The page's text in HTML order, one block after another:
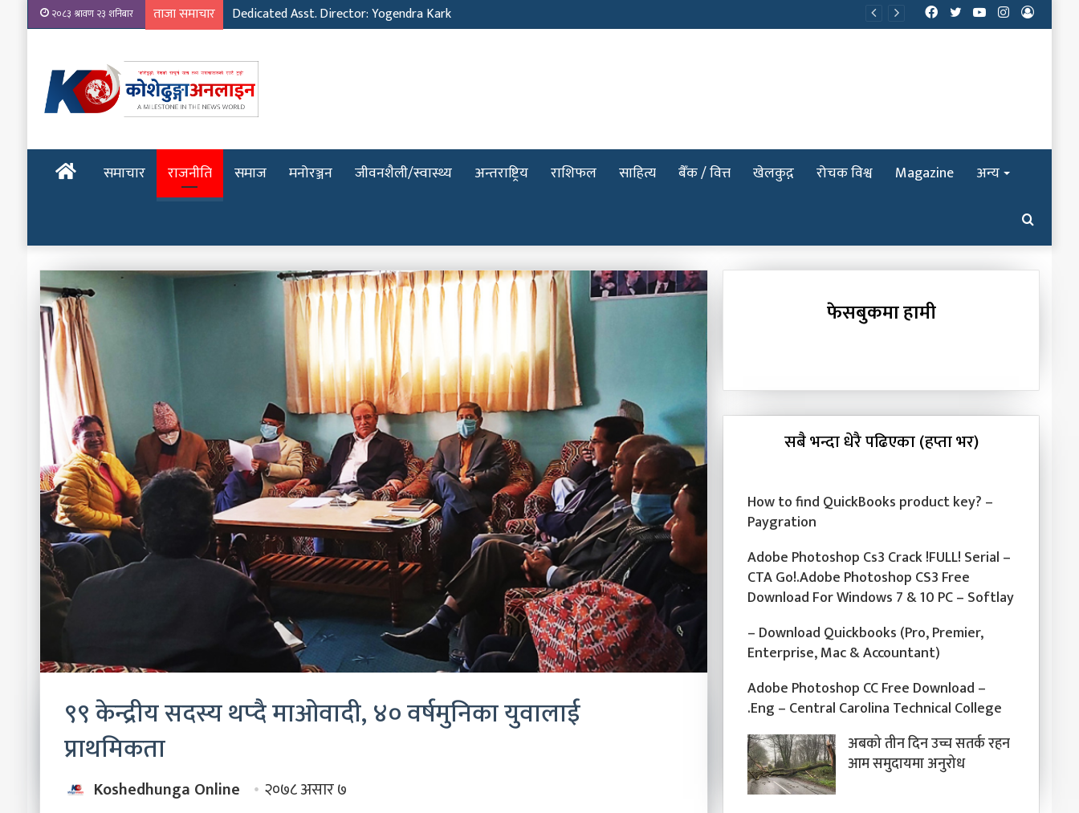
२०८३ श्रावण २३ शनिबार ताजा समाचार Dedicated Asst. Director: Yogendra Kark
Log
Instagram
YouTube
Twitter
Facebook
होमपेजसमाचार राजनीति समाज मनोरञ्जन जीवनशैली/स्वास्थ्य अन्तराष्ट्रिय राशिफल साहित्य बैँक / वित्त खेलकुद़़ रोचक विश्व Magazine अन्य
Search
for
९९ केन्द्रीय सदस्य थप्दै माओवादी, ४० वर्षमुनिका युवालाई
प्राथमिकता
Koshedhunga Online २०७८ असार ७
फेसबुकमा हामी
सबै भन्दा धेरै पढिएका (हप्ता भर)
How to find QuickBooks product key? –
Paygration
Adobe Photoshop Cs3 Crack !FULL! Serial –
CTA Go!.Adobe Photoshop CS3 Free
Download For Windows 7 & 10 PC – Softlay
– Download Quickbooks (Pro, Premier,
Enterprise, Mac & Accountant)
Adobe Photoshop CC Free Download –
.Eng – Central Carolina Technical College
अबको तीन दिन उच्च सतर्क रहन
आम समुदायमा अनुरोध